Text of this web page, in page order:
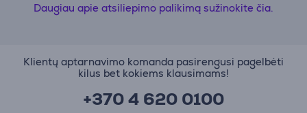
Daugiau apie atsiliepimo palikimą sužinokite čia.
Klientų aptarnavimo komanda pasirengusi pagelbėti
kilus bet kokiems klausimams!
+370 4 620 0100